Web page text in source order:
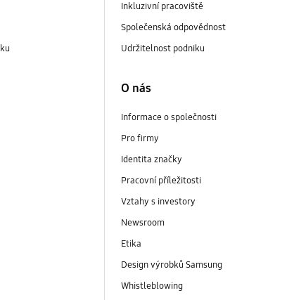
Inkluzivní pracoviště
Společenská odpovědnost
Udržitelnost podniku
O nás
Informace o společnosti
Pro firmy
Identita značky
Pracovní příležitosti
Vztahy s investory
Newsroom
Etika
Design výrobků Samsung
Whistleblowing